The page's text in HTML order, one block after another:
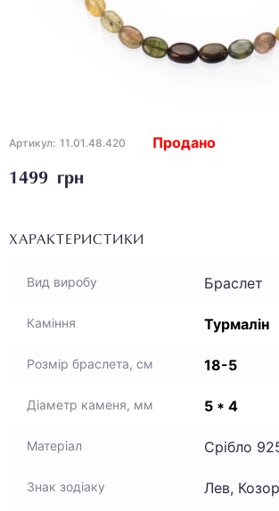
Артикул: 11.01.48.420
1499 грн
Продано
ХАРАКТЕРИСТИКИ
Вид виробу Браслет
Каміння Турмалін
Розмір браслета, см 18-5
Діаметр каменя, мм 5 * 4
Матеріал Срібло
Знак зодіаку Лев,